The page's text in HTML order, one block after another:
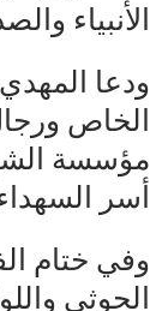
الأنبياء
ودعا
الخاص
مؤسسة
أسر
وفي ختام
الحوثي